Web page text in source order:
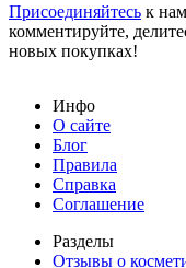
Присоединяйтесь к
комментируйте,
новых покупках!
Инфо
О сайте
Блог
Правила
Справка
Соглашение
Разделы
Отзывы о